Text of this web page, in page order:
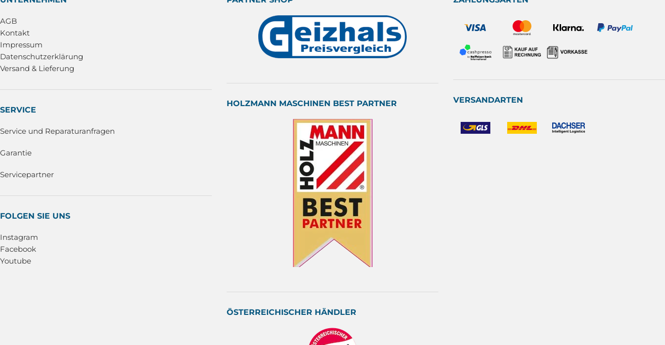
AGB
Kontakt
Impressum
Datenschutzerklärung
Versand & Lieferung
SERVICE
Service und Reparaturanfragen
Garantie
Servicepartner
FOLGEN SIE UNS
Instagram
Facebook
Youtube
HOLZMANN MASCHINEN BEST PARTNER
ÖSTERREICHISCHER HÄNDLER
VERSANDARTEN